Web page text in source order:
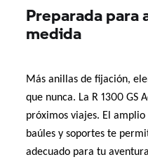
Preparada para
medida
Más anillas de fijación,
que nunca. La R 1300 GS
próximos viajes. El
baúles y soportes te
adecuado para tu